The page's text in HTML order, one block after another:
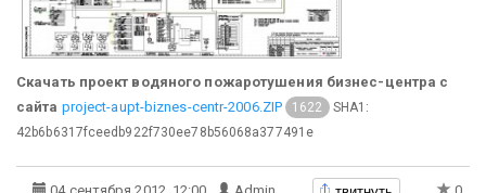
Скачать проект водяного пожаротушения бизнес-центра с
сайта project-aupt-biznes-centr-2006.ZIP 1622
SHA1:
42b6b6317fceedb922f730ee78b56068a377491e
04 сентября 2012, 12:00 Admin
0